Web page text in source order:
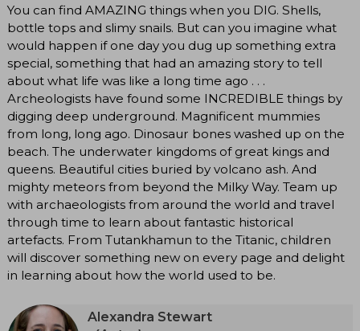
You can find AMAZING things when you DIG. Shells,
bottle tops and slimy snails. But can you imagine what
would happen if one day you dug up something extra
special, something that had an amazing story to tell
about what life was like a long time ago . . .
Archeologists have found some INCREDIBLE things by
digging deep underground. Magnificent mummies
from long, long ago. Dinosaur bones washed up on the
beach. The underwater kingdoms of great kings and
queens. Beautiful cities buried by volcano ash. And
mighty meteors from beyond the Milky Way. Team up
with archaeologists from around the world and travel
through time to learn about fantastic historical
artefacts. From Tutankhamun to the Titanic, children
will discover something new on every page and delight
in learning about how the world used to be.
Alexandra Stewart